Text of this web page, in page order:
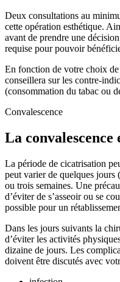
Deux consultations au
cette opération esthétique.
avant de prendre une
requise pour pouvoir
En fonction de votre choix
conseillera sur les contre-
(consommation du tabac ou
Convalescence
La convalescence
La période de cicatrisation
peut varier de quelques
ou trois semaines. Une
d’éviter de s’asseoir ou se
possible pour un
Dans les jours suivants la
d’éviter les activités
dizaine de jours. Les
doivent être discutés avec